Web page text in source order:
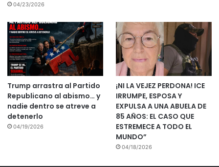
04/23/2026
Trump arrastra al Partido
Republicano al abismo… y
nadie dentro se atreve a
detenerlo
04/19/2026
¡NI LA VEJEZ PERDONA! ICE
IRRUMPE, ESPOSA Y
EXPULSA A UNA ABUELA DE
85 AÑOS: EL CASO QUE
ESTREMECE A TODO EL
MUNDO”
04/18/2026